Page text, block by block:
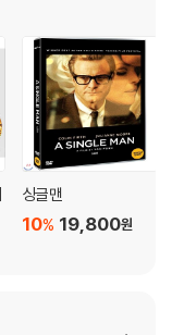
싱글맨
19,800원
10%